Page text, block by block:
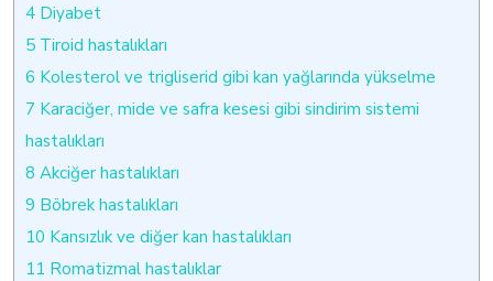
4 Diyabet
5 Tiroid hastalıkları
6 Kolesterol ve trigliserid gibi kan yağlarında yükselme
7 Karaciğer, mide ve safra kesesi gibi sindirim sistemi
hastalıkları
8 Akciğer hastalıkları
9 Böbrek hastalıkları
10 Kansızlık ve diğer kan hastalıkları
11 Romatizmal hastalıklar